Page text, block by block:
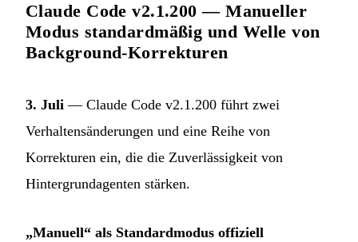
Claude Code v2.1.200 — Manueller
Modus standardmäßig und Welle von
Background-Korrekturen
3. Juli — Claude Code v2.1.200 führt zwei
Verhaltensänderungen und eine Reihe von
Korrekturen ein, die die Zuverlässigkeit von
Hintergrundagenten stärken.
„Manuell“ als Standardmodus offiziell